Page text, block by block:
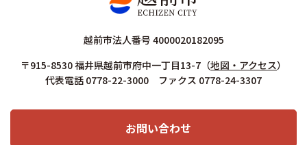
越前市法人番号 4000020182095
〒915-8530 福井県越前市府中一丁目13-7 （地図・アクセス）
代表電話 0778-22-3000 ファクス 0778-24-3307
お問い合わせ